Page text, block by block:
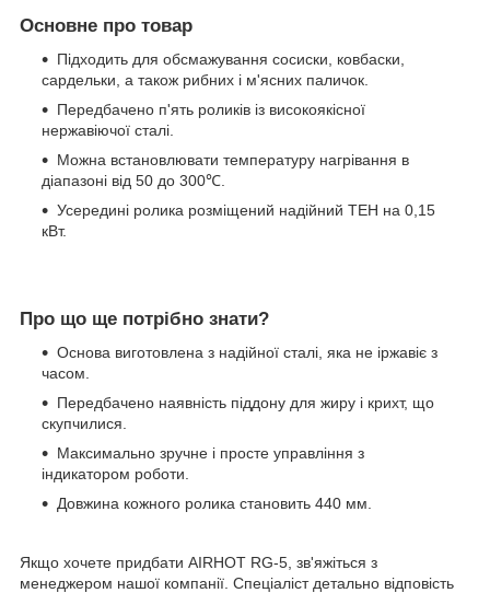
Основне про товар
Підходить для обсмажування сосиски, ковбаски,
сардельки, а також рибних і м'ясних паличок.
Передбачено п'ять роликів із високоякісної
нержавіючої сталі.
Можна встановлювати температуру нагрівання в
діапазоні від 50 до 300℃.
Усередині ролика розміщений надійний ТЕН на 0,15
кВт.
Про що ще потрібно знати?
Основа виготовлена з надійної сталі, яка не іржавіє з
часом.
Передбачено наявність піддону для жиру і крихт, що
скупчилися.
Максимально зручне і просте управління з
індикатором роботи.
Довжина кожного ролика становить 440 мм.
Якщо хочете придбати AIRHOT RG-5, зв'яжіться з
менеджером нашої компанії. Спеціаліст детально відповість